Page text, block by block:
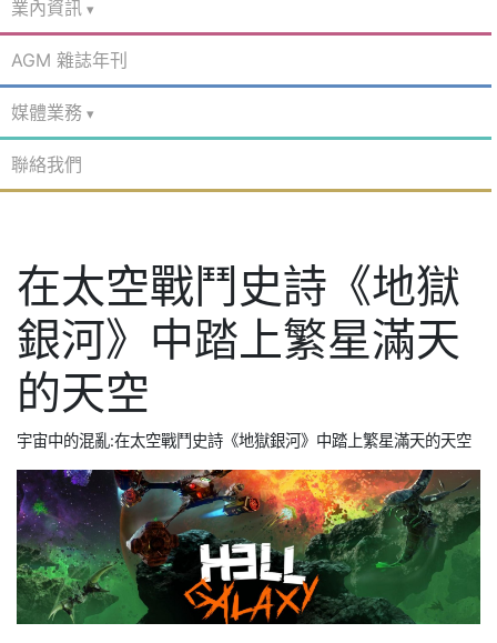
業內資訊
AGM 雜誌年刊
媒體業務
聯絡我們
在太空戰鬥史詩《地獄
銀河》中踏上繁星滿天
的天空
宇宙中的混亂:在太空戰鬥史詩《地獄銀河》中踏上繁星滿天的天空